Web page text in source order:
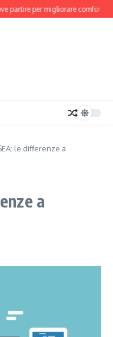
per migliorare comfort e
le differenze a
a